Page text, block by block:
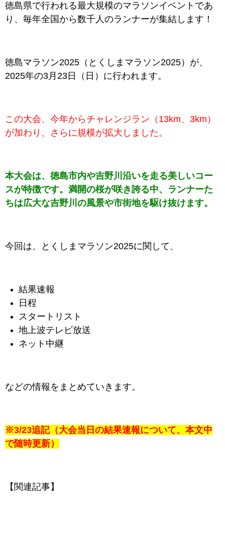
徳島県で行われる最大規模のマラソンイベントであ
り、毎年全国から数千人のランナーが集結します！
徳島マラソン2025（とくしまマラソン2025）が、
2025年の3月23日（日）に行われます。
この大会、今年からチャレンジラン（13km、3km）
が加わり、さらに規模が拡大しました。
本大会は、徳島市内や吉野川沿いを走る美しいコー
スが特徴です。満開の桜が咲き誇る中、ランナーた
ちは広大な吉野川の風景や市街地を駆け抜けます。
今回は、とくしまマラソン2025に関して、
結果速報
日程
スタートリスト
地上波テレビ放送
ネット中継
などの情報をまとめていきます。
※3/23追記（大会当日の結果速報について、本文中
で随時更新）
【関連記事】